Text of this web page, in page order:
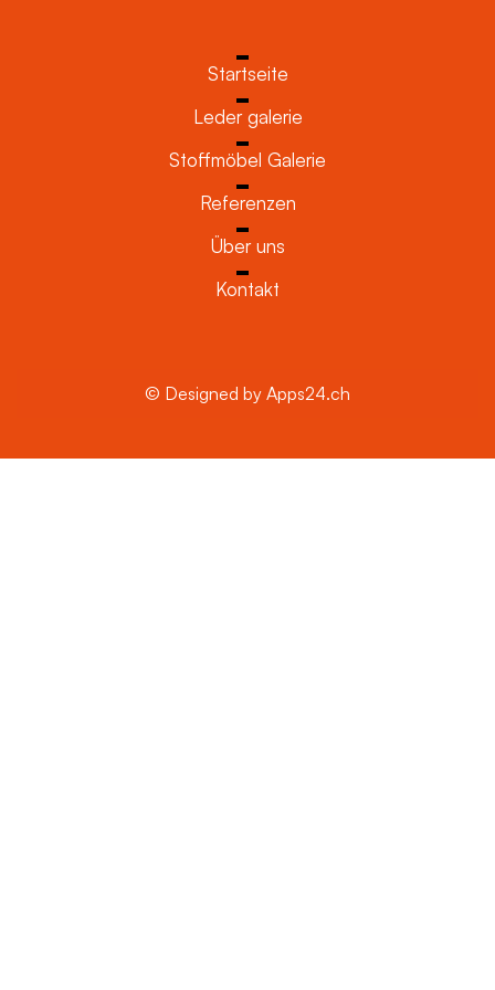
Startseite
Leder galerie
Stoffmöbel Galerie
Referenzen
Über uns
Kontakt
© Designed by Apps24.ch